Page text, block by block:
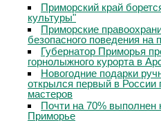
Приморский край
культуры"
Приморские
безопасного поведения
Губернатор Приморья
горнолыжного курорта в
Новогодние подарки
открылся первый в России
мастеров
Почти на 70%
Приморье